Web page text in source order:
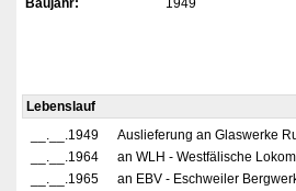
Baujahr:
1949
Lebenslauf
__.__.1949
Auslieferung an Glaswerke
__.__.1964
an WLH - Westfälische
__.__.1965
an EBV - Eschweiler